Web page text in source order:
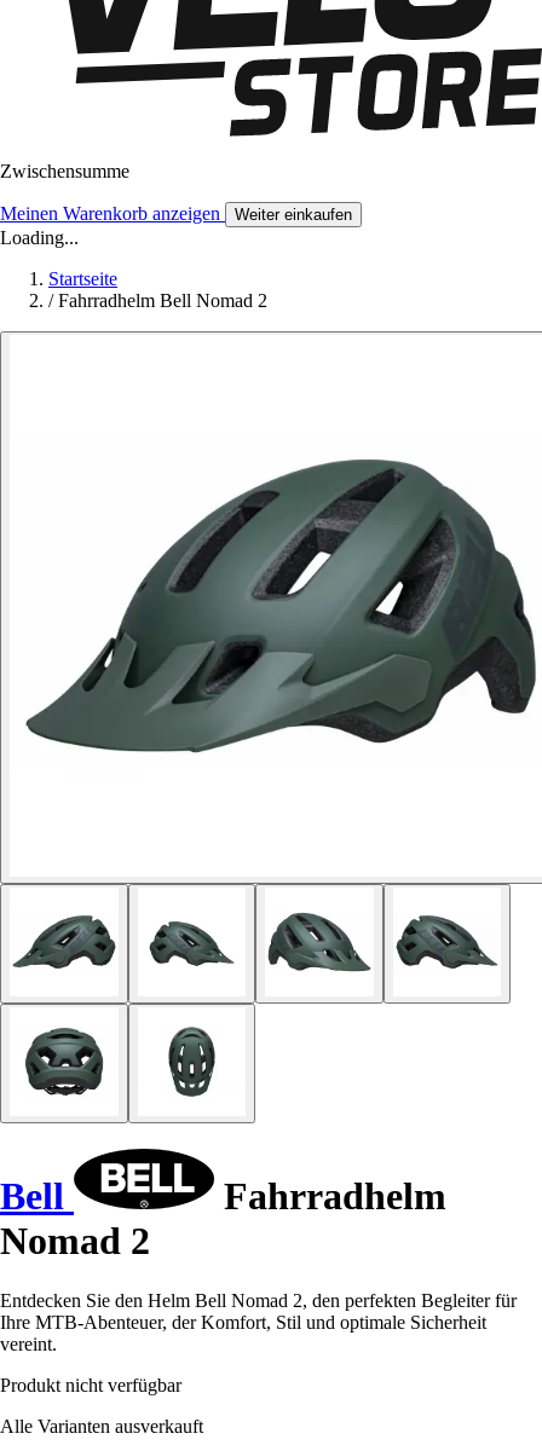
Zwischensumme
Meinen Warenkorb anzeigen Weiter einkaufen
Loading...
Startseite
/ Fahrradhelm Bell Nomad 2
Bell
Fahrradhelm
Nomad 2
Entdecken Sie den Helm Bell Nomad 2, den perfekten Begleiter für
Ihre MTB-Abenteuer, der Komfort, Stil und optimale Sicherheit
vereint.
Produkt nicht verfügbar
Alle Varianten ausverkauft